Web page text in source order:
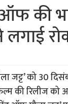
की
लगाई
जट्ट’ को 30
की रिलीज को